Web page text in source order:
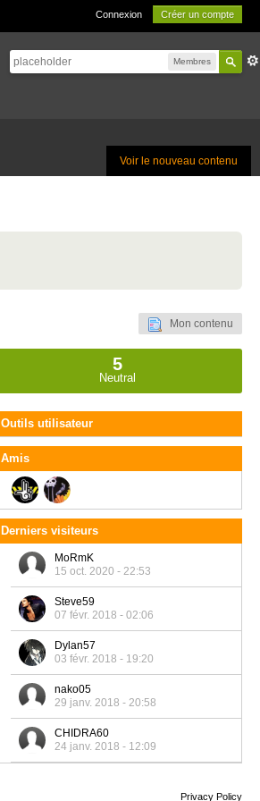
Connexion Créer un compte
Membres
Voir le nouveau contenu
Mon contenu
5
Neutral
Outils utilisateur
Amis
Derniers visiteurs
MoRmK
15 oct. 2020 - 22:53
Steve59
07 févr. 2018 - 02:06
Dylan57
03 févr. 2018 - 19:20
nako05
29 janv. 2018 - 20:58
CHIDRA60
24 janv. 2018 - 12:09
Privacy Policy